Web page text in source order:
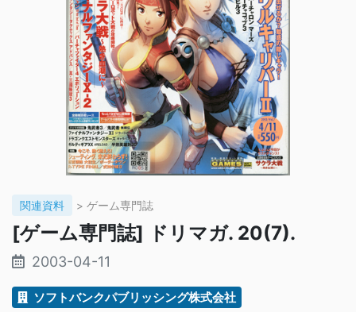
関連資料 > ゲーム専門誌
[ゲーム専門誌] ドリマガ. 20(7).
2003-04-11
ソフトバンクパブリッシング株式会社